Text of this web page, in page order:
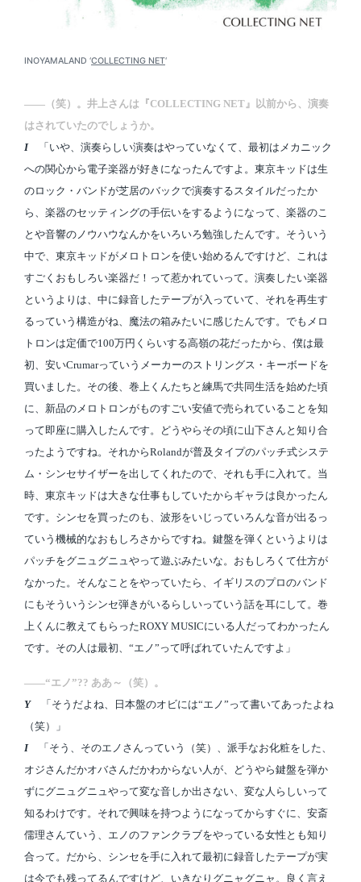
INOYAMALAND ‘COLLECTING NET‘
――（笑）。井上さんは『COLLECTING NET』以前から、演奏
はされていたのでしょうか。
I「いや、演奏らしい演奏はやっていなくて、最初はメカニック
への関心から電子楽器が好きになったんですよ。東京キッドは生
のロック・バンドが芝居のバックで演奏するスタイルだったか
ら、楽器のセッティングの手伝いをするようになって、楽器のこ
とや音響のノウハウなんかをいろいろ勉強したんです。そういう
中で、東京キッドがメロトロンを使い始めるんですけど、これは
すごくおもしろい楽器だ！って惹かれていって。演奏したい楽器
というよりは、中に録音したテープが入っていて、それを再生す
るっていう構造がね、魔法の箱みたいに感じたんです。でもメロ
トロンは定価で100万円くらいする高嶺の花だったから、僕は最
初、安いCrumarっていうメーカーのストリングス・キーボードを
買いました。その後、巻上くんたちと練馬で共同生活を始めた頃
に、新品のメロトロンがものすごい安値で売られていることを知
って即座に購入したんです。どうやらその頃に山下さんと知り合
ったようですね。それからRolandが普及タイプのパッチ式システ
ム・シンセサイザーを出してくれたので、それも手に入れて。当
時、東京キッドは大きな仕事もしていたからギャラは良かったん
です。シンセを買ったのも、波形をいじっていろんな音が出るっ
ていう機械的なおもしろさからですね。鍵盤を弾くというよりは
パッチをグニュグニュやって遊ぶみたいな。おもしろくて仕方が
なかった。そんなことをやっていたら、イギリスのプロのバンド
にもそういうシンセ弾きがいるらしいっていう話を耳にして。巻
上くんに教えてもらったROXY MUSICにいる人だってわかったん
です。その人は最初、“エノ”って呼ばれていたんですよ」
――“エノ”?? ああ～（笑）。
Y「そうだよね、日本盤のオビには“エノ”って書いてあったよね
（笑）」
I「そう、そのエノさんっていう（笑）、派手なお化粧をした、
オジさんだかオバさんだかわからない人が、どうやら鍵盤を弾か
ずにグニュグニュやって変な音しか出さない、変な人らしいって
知るわけです。それで興味を持つようになってからすぐに、安斎
儒理さんていう、エノのファンクラブをやっている女性とも知り
合って。だから、シンセを手に入れて最初に録音したテープが実
は今でも残ってるんですけど、いきなりグニャグニャ。良く言え